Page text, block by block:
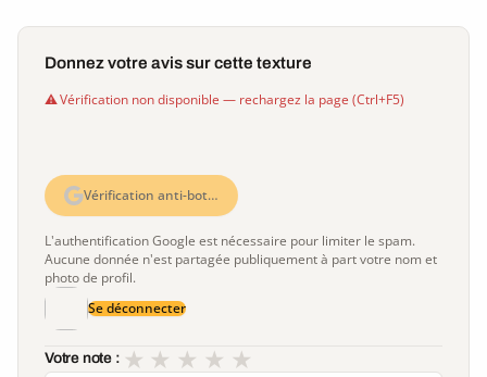
Donnez votre avis sur cette texture
Vérification non disponible — rechargez la page (Ctrl+F5)
Vérification anti-bot…
L'authentification Google est nécessaire pour limiter le spam.
Aucune donnée n'est partagée publiquement à part votre nom et
photo de profil.
Se déconnecter
Votre note : ★
★
★
★
★